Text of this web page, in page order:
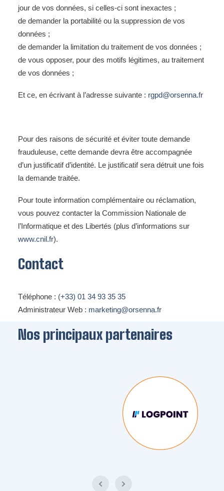
jour de vos données, si celles-ci sont inexactes ;
de demander la portabilité ou la suppression de vos
données ;
de demander la limitation du traitement de vos données ;
de vous opposer, pour des motifs légitimes, au traitement
de vos données ;
Et ce, en écrivant à l’adresse suivante : rgpd@orsenna.fr
Pour des raisons de sécurité et éviter toute demande
frauduleuse, cette demande devra être accompagnée
d’un justificatif d’identité. Le justificatif sera détruit une fois
la demande traitée.
Pour toute information complémentaire ou réclamation,
vous pouvez contacter la Commission Nationale de
l’Informatique et des Libertés (plus d’informations sur
www.cnil.fr).
Contact
Téléphone : (+33) 01 34 93 35 35
Administrateur Web : marketing@orsenna.fr
Nos principaux partenaires